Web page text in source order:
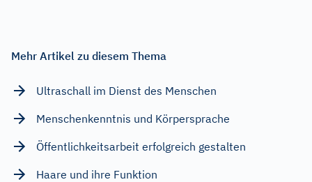
Mehr Artikel zu diesem Thema
Ultraschall im Dienst des Menschen
Menschenkenntnis und Körpersprache
Öffentlichkeitsarbeit erfolgreich gestalten
Haare und ihre Funktion